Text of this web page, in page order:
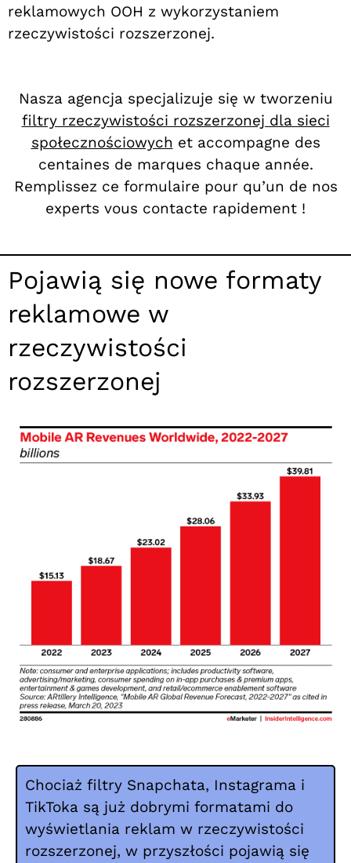
reklamowych OOH z wykorzystaniem
rzeczywistości rozszerzonej.
Nasza agencja specjalizuje się w tworzeniu
filtry rzeczywistości rozszerzonej dla sieci
społecznościowych et accompagne des
centaines de marques chaque année.
Remplissez ce formulaire pour qu’un de nos
experts vous contacte rapidement !
Pojawią się nowe formaty
reklamowe w
rzeczywistości
rozszerzonej
Chociaż filtry Snapchata, Instagrama i
TikToka są już dobrymi formatami do
wyświetlania reklam w rzeczywistości
rozszerzonej, w przyszłości pojawią się